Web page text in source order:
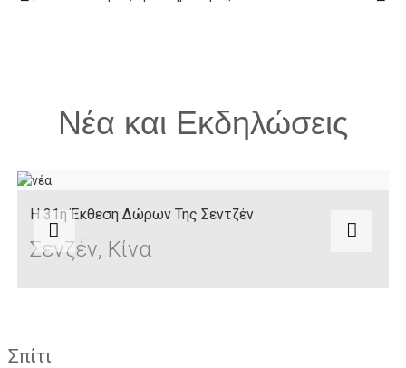
Νέα και Εκδηλώσεις
Η 31η Έκθεση Δώρων Της Σεντζέν
Σενζέν, Κίνα
Σπίτι